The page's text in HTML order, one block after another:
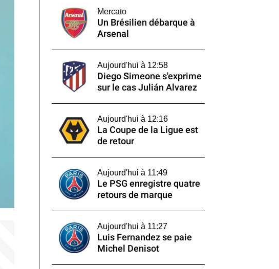
Mercato
Un Brésilien débarque à
Arsenal
Aujourd'hui à 12:58
Diego Simeone s'exprime
sur le cas Julián Alvarez
Aujourd'hui à 12:16
La Coupe de la Ligue est
de retour
Aujourd'hui à 11:49
Le PSG enregistre quatre
retours de marque
Aujourd'hui à 11:27
Luis Fernandez se paie
Michel Denisot